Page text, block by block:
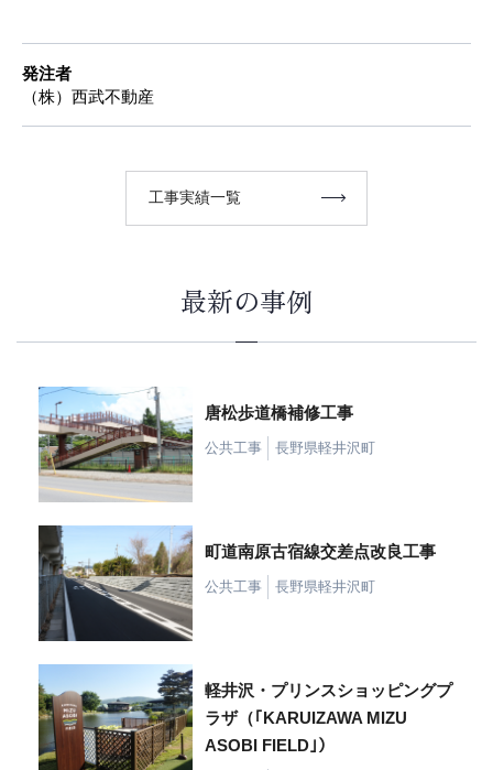
発注者
（株）西武不動産
工事実績一覧
最新の事例
唐松歩道橋補修工事
公共工事 長野県軽井沢町
町道南原古宿線交差点改良工事
公共工事 長野県軽井沢町
軽井沢・プリンスショッピングプ
ラザ（｢KARUIZAWA MIZU
ASOBI FIELD｣）